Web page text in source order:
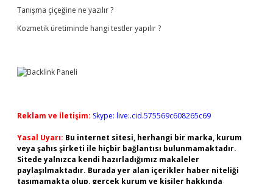
Tanışma çiçeğine ne yazılır ?
Kozmetik üretiminde hangi testler yapılır ?
Reklam ve İletişim: Skype: live:.cid.575569c608265c69
Yasal Uyarı: Bu internet sitesi, herhangi bir marka, kurum
veya şahıs şirketi ile hiçbir bağlantısı bulunmamaktadır.
Sitede yalnızca kendi hazırladığımız makaleler
paylaşılmaktadır. Burada yer alan içerikler haber niteliği
taşımamakta olup, gerçek kurum ve kişiler hakkında